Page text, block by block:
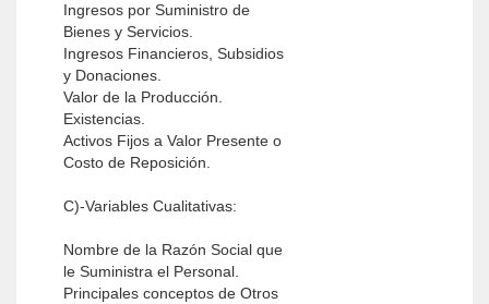
Ingresos por Suministro de
Bienes y Servicios.
Ingresos Financieros, Subsidios
y Donaciones.
Valor de la Producción.
Existencias.
Activos Fijos a Valor Presente o
Costo de Reposición.
C)-Variables Cualitativas:
Nombre de la Razón Social que
le Suministra el Personal.
Principales conceptos de Otros